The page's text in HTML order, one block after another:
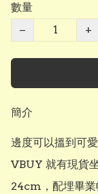
數量
−
+
簡介
邊度可以搵到可
VBUY 就有現貨
24cm，配埋畢業